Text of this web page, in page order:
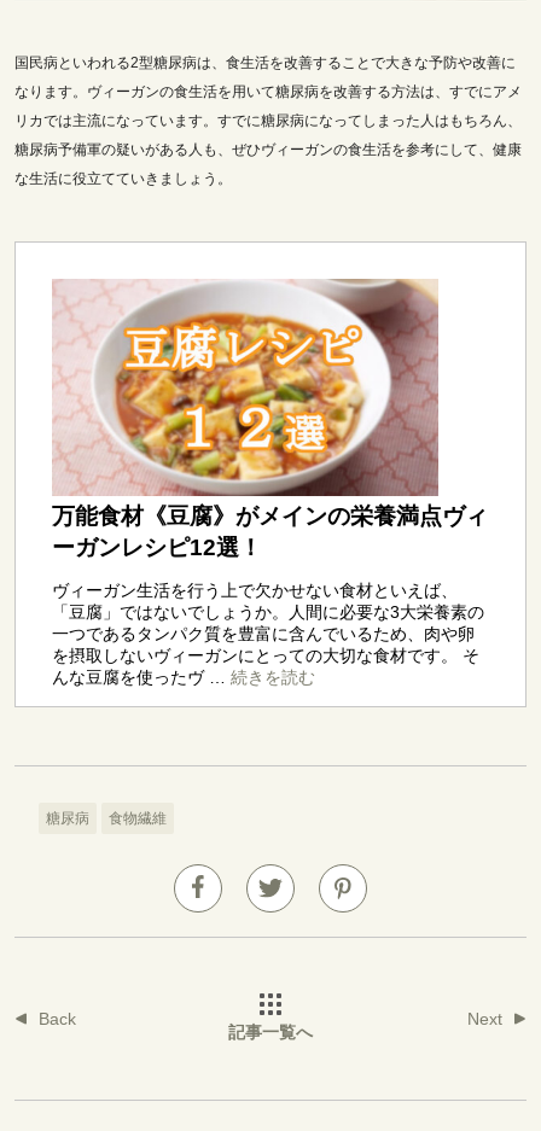
国民病といわれる2型糖尿病は、食生活を改善することで大きな予防や改善に
なります。ヴィーガンの食生活を用いて糖尿病を改善する方法は、すでにアメ
リカでは主流になっています。すでに糖尿病になってしまった人はもちろん、
糖尿病予備軍の疑いがある人も、ぜひヴィーガンの食生活を参考にして、健康
な生活に役立てていきましょう。
糖尿病 食物繊維
Back
記事一覧へ
Next